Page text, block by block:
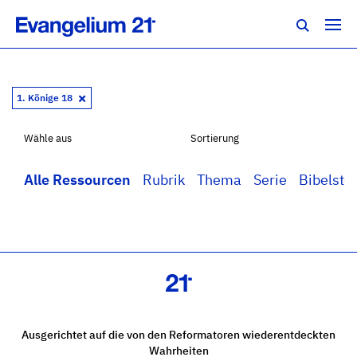
1. Könige 18
Wähle aus
Alle Ressourcen Rubrik Thema Serie
Sortierung
Ausgerichtet auf die von den Reformatoren wiederentdeckten
Wahrheiten